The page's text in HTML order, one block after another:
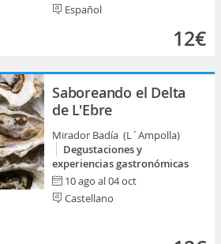
Español
12€
Saboreando el Delta
de L'Ebre
Mirador Badía (L´Ampolla)
Degustaciones y
experiencias gastronómicas
10 ago al 04 oct
Castellano